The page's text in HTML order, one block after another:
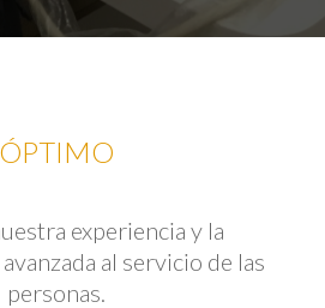
ÓPTIMO
experiencia y la
al servicio de las
personas.